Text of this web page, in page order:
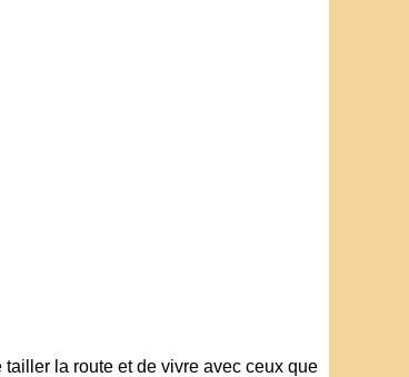
la route et de vivre avec ceux que